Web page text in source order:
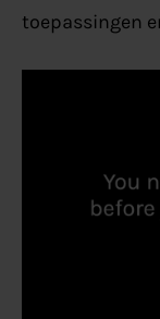
toepassingen